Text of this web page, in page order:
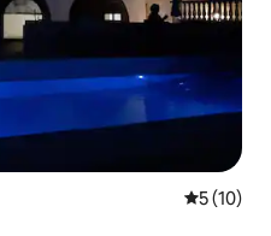
5 (10)